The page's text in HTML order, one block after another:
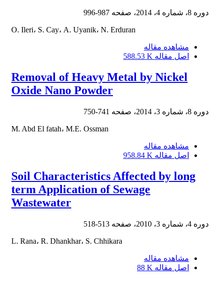
دوره 8، شماره 4، 2014، صفحه 987-996
O. Ileri، S. Cay، A. Uyanik، N. Erduran
مشاهده مقاله
اصل مقاله 588.53 K
Removal of Heavy Metal by Nickel
Oxide Nano Powder
دوره 8، شماره 3، 2014، صفحه 741-750
M. Abd El fatah، M.E. Ossman
مشاهده مقاله
اصل مقاله 958.84 K
Soil Characteristics Affected by long
term Application of Sewage
Wastewater
دوره 4، شماره 3، 2010، صفحه 513-518
L. Rana، R. Dhankhar، S. Chhikara
مشاهده مقاله
اصل مقاله 88 K